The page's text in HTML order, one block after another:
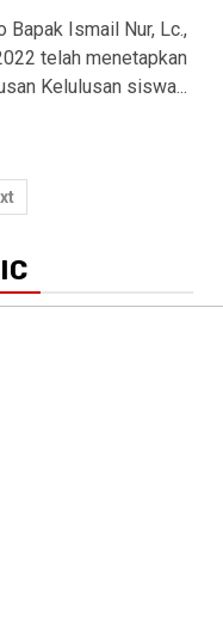
Bapak Ismail Nur, Lc.,
telah menetapkan
Kelulusan siswa...